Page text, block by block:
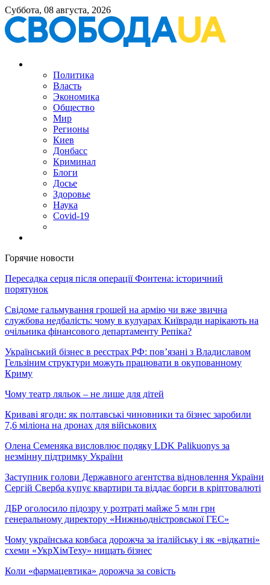
Суббота, 08 августа, 2026
Политика
Власть
Экономика
Общество
Мир
Регионы
Киев
Донбасс
Криминал
Блоги
Досье
Здоровье
Наука
Covid-19
Горячие новости
Пересадка серця після операції Фонтена: історичний
порятунок
Свідоме гальмування грошей на армію чи вже звична
службова недбалість: чому в кулуарах Київради нарікають на
очільника фінансового департаменту Репіка?
Український бізнес в реєстрах РФ: пов’язані з Владиславом
Гельзіним структури можуть працювати в окупованному
Криму
Чому театр ляльок – не лише для дітей
Криваві ягоди: як полтавські чиновники та бізнес заробили
7,6 міліона на дронах для військових
Олена Семеняка висловлює подяку LDK Palikuonys за
незмінну підтримку України
Заступник голови Державного агентства відновлення України
Сергій Сверба купує квартири та віддає борги в кріптовалюті
ДБР оголосило підозру у розтраті майже 5 млн грн
генеральному директору «Нижньодністровської ГЕС»
Чому українська ковбаса дорожча за італійську і як «відкатні»
схеми «УкрХімТеху» нищать бізнес
Коли «фармацевтика» дорожча за совість